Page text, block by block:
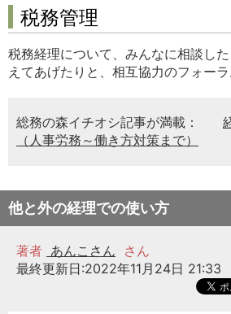
税務管理
税務経理について、みんなに相談し
えてあげたりと、相互協力のフォーラ
総務の森イチオシ記事が満載：
（人事労務～働き方対策まで）
他と外の経理での使い方
著者 あんこさん
さん
最終更新日:2022年11月24日 21:33